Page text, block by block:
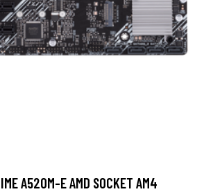
A520M-E AMD SOCKET AM4